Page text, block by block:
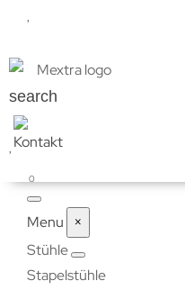
search
0
Menu
×
Stühle
Stapelstühle